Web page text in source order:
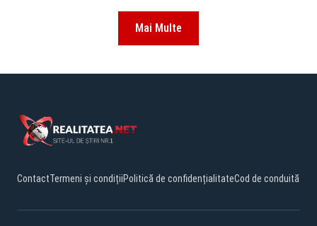
Mai Multe
ContactTermeni și condițiiPolitică de confidențialitateCod de conduită